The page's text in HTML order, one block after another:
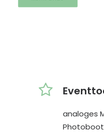
analoges